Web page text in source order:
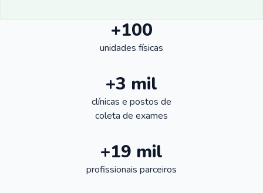
+100
unidades físicas
+3 mil
clínicas e postos de
coleta de exames
+19 mil
profissionais parceiros